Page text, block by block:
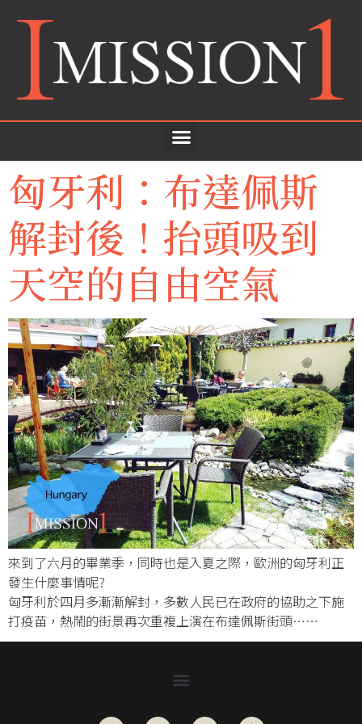
匈牙利：布達佩斯
解封後！抬頭吸到
天空的自由空氣
來到了六月的畢業季，同時也是入夏之際，歐洲的匈牙利正
發生什麼事情呢?
匈牙利於四月多漸漸解封，多數人民已在政府的協助之下施
打疫苗，熱鬧的街景再次重複上演在布達佩斯街頭……